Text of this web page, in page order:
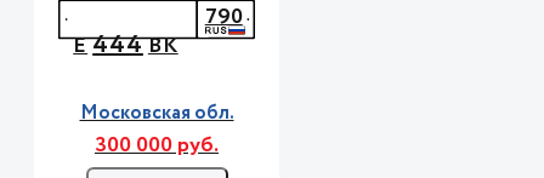
Е444ВК
790
Московская обл.
300 000 руб.